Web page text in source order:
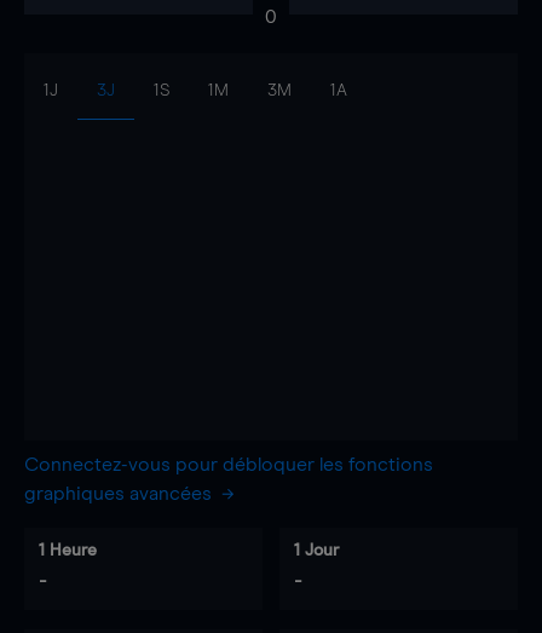
0
1J 3J 1S 1M 3M 1A
Connectez-vous pour débloquer les fonctions
graphiques avancées
1 Heure
-
1 Jour
-